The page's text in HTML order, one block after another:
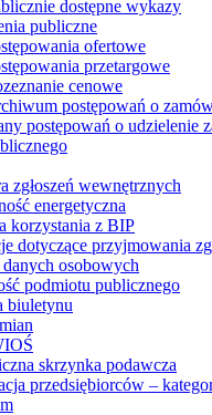
dostępne wykazy
publiczne
ofertowe
przetargowe
cenowe
postępowań o
postępowań o udzielenie
zgłoszeń wewnętrznych
energetyczna
korzystania z BIP
dotyczące przyjmowania
osobowych
podmiotu publicznego
biuletynu
skrzynka podawcza
przedsiębiorców –